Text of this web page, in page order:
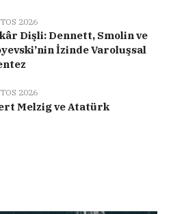
2026
Dişli: Dennett, Smolin ve
İzinde Varoluşsal
2026
Melzig ve Atatürk